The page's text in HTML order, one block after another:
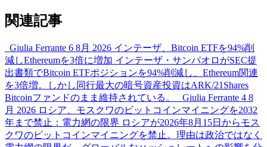
関連記事
Giulia Ferrante 6 8月 2026 インテーザ、Bitcoin ETFを94%削
減しEthereumを3倍に増加 インテーザ・サンパオロがSEC提
出書類でBitcoin ETFポジションを94%削減し、Ethereum関連
を3倍増。しかし同行最大の暗号資産投資はARK/21Shares
Bitcoinファンドのまま維持されている。
Giulia Ferrante 4 8
月 2026 ロシア、モスクワのビットコインマイニングを2032
年まで禁止：電力網の限界 ロシアが2026年8月15日からモス
クワのビットコインマイニングを禁止。理由は政治ではなく